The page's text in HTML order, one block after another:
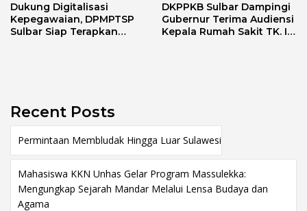
Dukung Digitalisasi
Kepegawaian, DPMPTSP
Sulbar Siap Terapkan
DKPPKB Sulbar Dampingi
Gubernur Terima Audiensi
Kepala Rumah Sakit TK. III
Recent Posts
Permintaan Membludak Hingga Luar Sulawesi
Mahasiswa KKN Unhas Gelar Program Massulekka:
Mengungkap Sejarah Mandar Melalui Lensa Budaya dan
Agama